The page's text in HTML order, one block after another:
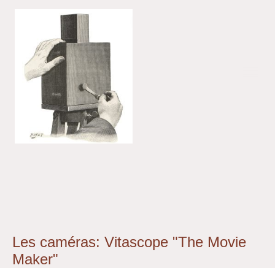
Les caméras: Vitascope "The Movie
Maker"